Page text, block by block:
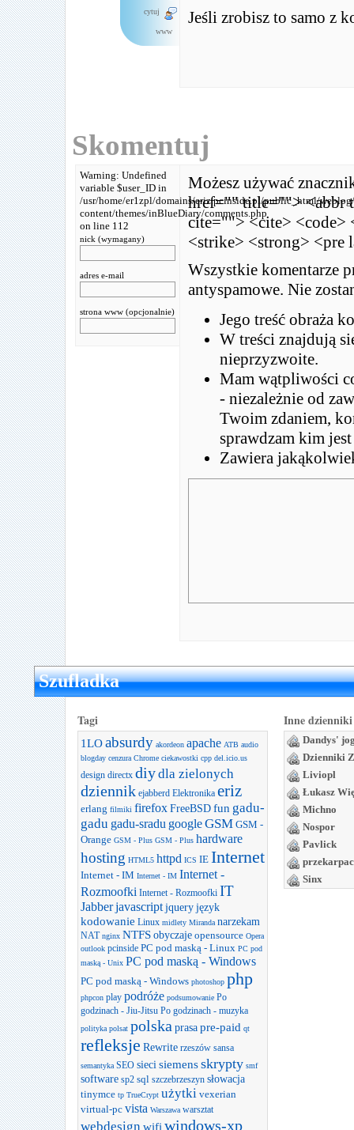
Jeśli zrobisz to samo z
cytuj
www
Skomentuj
Możesz używać
href="" title=""> <abbr
cite=""> <cite> <code>
<strike> <strong>
Wszystkie komentarze
antyspamowe. Nie
Jego treść obraża
W treści znajdują
nieprzyzwoite.
Mam wątpliwości
- niezależnie od
Twoim zdaniem,
sprawdzam kim
Zawiera
Warning: Undefined
variable $user_ID in
/usr/home/er1zpl/domains/eriz.pcinside.pl/public_html/
content/themes/inBlueDiary/comments.php
on line 112
nick (wymagany)
adres e-mail
strona www (opcjonalnie)
Szufladka
Tagi
1LO absurdy akordeon apache ATB audio
blogday cenzura Chrome ciekawostki cpp del.icio.us
design directx diydla zielonych
dziennik ejabberd Elektronika eriz
erlang filmiki firefox FreeBSD fun gadu-
gadu gadu-sradu googleGSM GSM -
Orange GSM - Plus GSM - Plus hardware
hosting HTML5 httpd ICS IE Internet
Internet - IM Internet - IM Internet -
Rozmoofki Internet - Rozmoofki IT
Jabberjavascript jquery język
kodowanie Linux midlety Miranda narzekam
NAT nginx NTFS obyczaje opensource Opera
outlook pcinside PC pod maską - Linux PC pod
maską - Unix PC pod maską - Windows
PC pod maską - Windows photoshop php
phpcon play podróże podsumowanie Po
godzinach - Jiu-Jitsu Po godzinach - muzyka
polityka polsat polska prasa pre-paid qt
refleksje Rewrite rzeszów sansa
semantyka SEO sieci siemens skrypty smf
software sp2 sql szczebrzeszyn słowacja
tinymce tp TrueCrypt użytki vexerian
virtual-pc vista Warszawa warsztat
webdesign wifi windows-xp
Inne dzienniki
Dandys'
Dzienniki
Liviopl
Łukasz
Michno
Nospor
Pavlick
Sinx